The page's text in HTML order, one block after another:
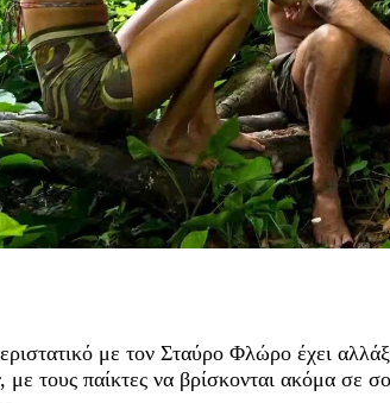
με τον Σταύρο Φλώρο έχει
τους παίκτες να βρίσκονται ακόμα σε